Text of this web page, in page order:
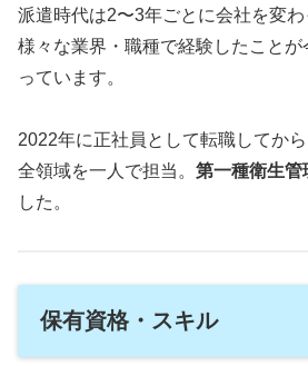
派遣時代は2〜3年ごとに会社を変わ
様々な業界・職種で経験したこと
っています。
2022年に正社員として転職してか
全領域を一人で担当。 第一種衛生管
した。
保有資格・スキル